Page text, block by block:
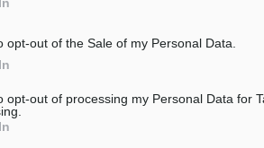
opt-out of the Sale of my Personal Data.
opt-out of processing my Personal Data for
του συμφωνητικού,
κριτήριο ανάθεσης
άποψη προσφορά
των υπηρεσιών.